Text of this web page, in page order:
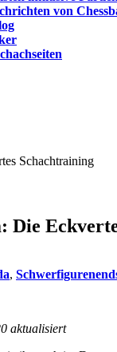
von
Schachtraining
Die
,
aktualisiert